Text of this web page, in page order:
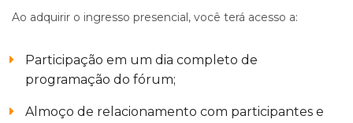
Ao adquirir o ingresso presencial, você terá acesso a:
Participação em um dia completo de
programação do fórum;
Almoço de relacionamento com participantes e